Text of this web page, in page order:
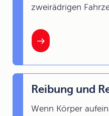
zweirädrigen
Reibung und
Wenn Körper